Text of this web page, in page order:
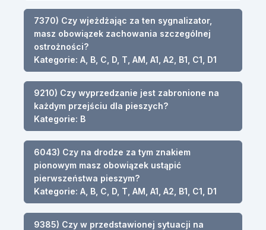
7370) Czy wjeżdżając za ten sygnalizator,
masz obowiązek zachowania szczególnej
ostrożności?
Kategorie: A, B, C, D, T, AM, A1, A2, B1, C1, D1
9210) Czy wyprzedzanie jest zabronione na
każdym przejściu dla pieszych?
Kategorie: B
6043) Czy na drodze za tym znakiem
pionowym masz obowiązek ustąpić
pierwszeństwa pieszym?
Kategorie: A, B, C, D, T, AM, A1, A2, B1, C1, D1
9385) Czy w przedstawionej sytuacji na